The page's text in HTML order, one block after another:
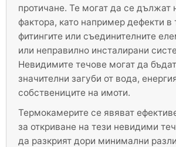
протичане. Те могат да се дължат
фактора, като например дефекти в
фитингите или съединителните
или неправилно инсталирани
Невидимите течове могат да
значителни загуби от вода,
собствениците на имоти.
Термокамерите се явяват
за откриване на тези невидими
да разкрият дори минимални